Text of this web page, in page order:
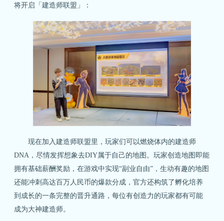
将开启「建造师联盟」：
现在加入建造师联盟里，玩家们可以燃烧体内的建造师
DNA，尽情发挥想象去DIY属于自己的地图。玩家创造地图即能
拥有基础薪酬奖励，在游戏中实现“副业自由”，生动有趣的地图
还能冲刺高达百万人民币的爆款分成，官方还构筑了孵化培养
到成长的一条完整的晋升通路，每位有创造力的玩家都有可能
成为大神建造师。